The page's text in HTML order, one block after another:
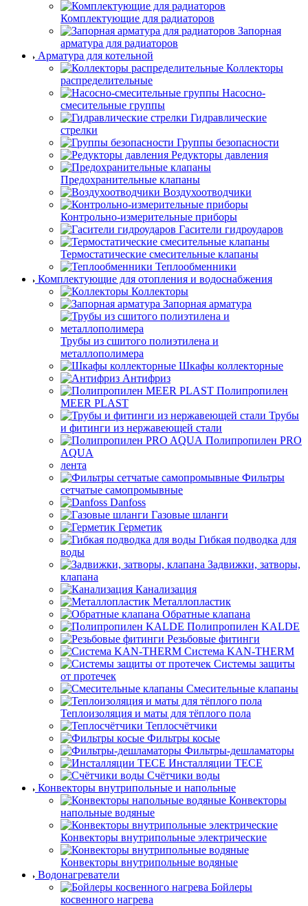
Комплектующие для радиаторов
Запорная
арматура для радиаторов
Арматура для котельной
Коллекторы
распределительные
Насосно-
смесительные группы
Гидравлические
стрелки
Группы безопасности
Редукторы давления
Предохранительные клапаны
Воздухоотводчики
Контрольно-измерительные приборы
Гасители гидроударов
Термостатические смесительные клапаны
Теплообменники
Комплектующие для отопления и водоснабжения
Коллекторы
Запорная арматура
Трубы из сшитого полиэтилена и
металлополимера
Шкафы коллекторные
Антифриз
Полипропилен
MEER PLAST
Трубы
и фитинги из нержавеющей стали
Полипропилен PRO
AQUA
лента
Фильтры
сетчатые самопромывные
Danfoss
Газовые шланги
Герметик
Гибкая подводка для
воды
Задвижки, затворы,
клапана
Канализация
Металлопластик
Обратные клапана
Полипропилен KALDE
Резьбовые фитинги
Система KAN-THERM
Системы защиты
от протечек
Смесительные клапаны
Теплоизоляция и маты для тёплого пола
Теплосчётчики
Фильтры косые
Фильтры-дешламаторы
Инсталляции TECE
Счётчики воды
Конвекторы внутрипольные и напольные
Конвекторы
напольные водяные
Конвекторы внутрипольные электрические
Конвекторы внутрипольные водяные
Водонагреватели
Бойлеры
косвенного нагрева